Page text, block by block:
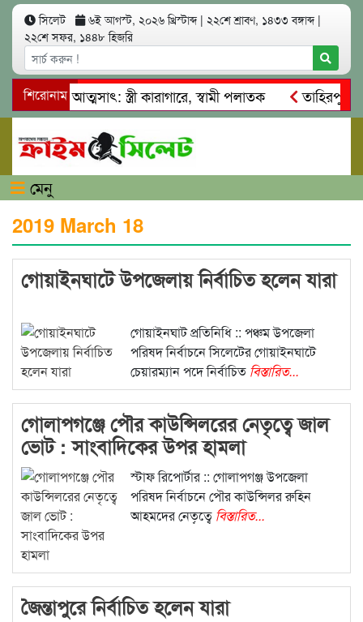
সিলেট ৬ই আগস্ট, ২০২৬ খ্রিস্টাব্দ | ২২শে শ্রাবণ, ১৪৩৩ বঙ্গাব্দ |
২২শে সফর, ১৪৪৮ হিজরি
শিরোনাম
টাকা আত্মসাৎ: স্ত্রী কারাগারে, স্বামী পলাতক
তাহিরপুরে
ও শ্রমিকদের মারধর
নগরীতে কোটি টাকার সম্পত্তি দখলের
মেনু
2019 March 18
গোয়াইনঘাটে উপজেলায় নির্বাচিত হলেন যারা
গোয়াইনঘাট প্রতিনিধি :: পঞ্চম উপজেলা
পরিষদ নির্বাচনে সিলেটের গোয়াইনঘাটে
চেয়ারম্যান পদে নির্বাচিত বিস্তারিত...
গোলাপগঞ্জে পৌর কাউন্সিলরের নেতৃত্বে জাল
ভোট : সাংবাদিকের উপর হামলা
স্টাফ রিপোর্টার :: গোলাপগঞ্জ উপজেলা
পরিষদ নির্বাচনে পৌর কাউন্সিলর রুহিন
আহমদের নেতৃত্বে বিস্তারিত...
জৈন্তাপুরে নির্বাচিত হলেন যারা